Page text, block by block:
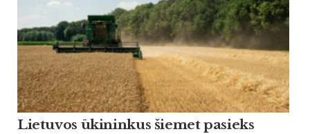
Lietuvos ūkininkus šiemet pasieks